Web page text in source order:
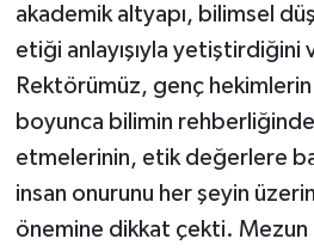
akademik altyapı, bilimsel
etiği anlayışıyla yetiştirdiğini
Rektörümüz, genç hekimlerin
boyunca bilimin
etmelerinin, etik değerlere
insan onurunu her şeyin
önemine dikkat çekti.